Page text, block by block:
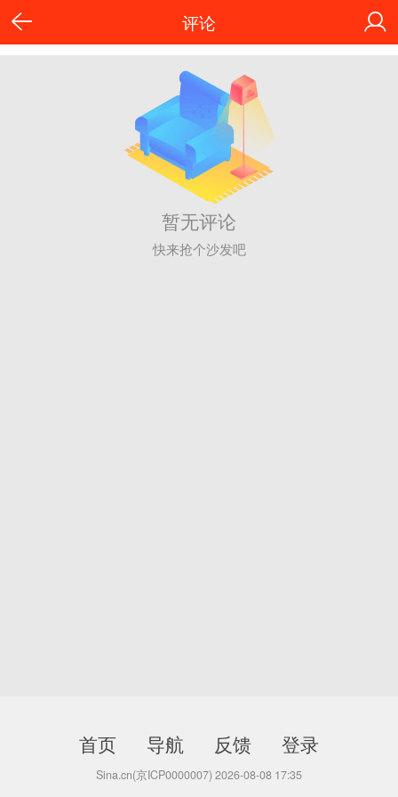
评论
暂无评论
快来抢个沙发吧
首页 导航 反馈 登录
Sina.cn(京ICP0000007) 2026-08-08 17:35